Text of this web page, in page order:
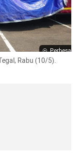
Perbesar
Rabu (10/5).